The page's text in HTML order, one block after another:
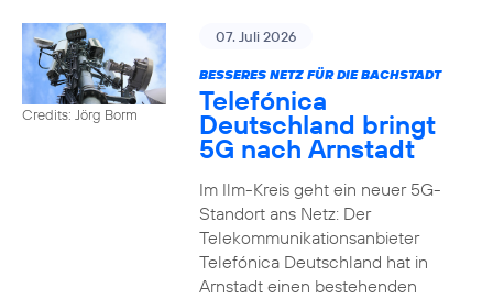
Credits: Jörg Borm
07. Juli 2026
BESSERES NETZ FÜR DIE BACHSTADT
Telefónica
Deutschland bringt
5G nach Arnstadt
Im Ilm-Kreis geht ein neuer 5G-
Standort ans Netz: Der
Telekommunikationsanbieter
Telefónica Deutschland hat in
Arnstadt einen bestehenden